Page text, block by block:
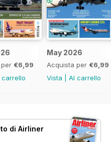
€6,99
carrello
May 2026
Acquista per €6,99
Vista
Al carrello
di Airliner